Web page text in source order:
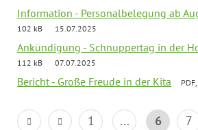
Information - Personalbelegung ab
102 kB
15.07.2025
Ankündigung - Schnuppertag in der
112 kB
07.07.2025
Bericht - Große Freude in der Kita
1 ... 6 7